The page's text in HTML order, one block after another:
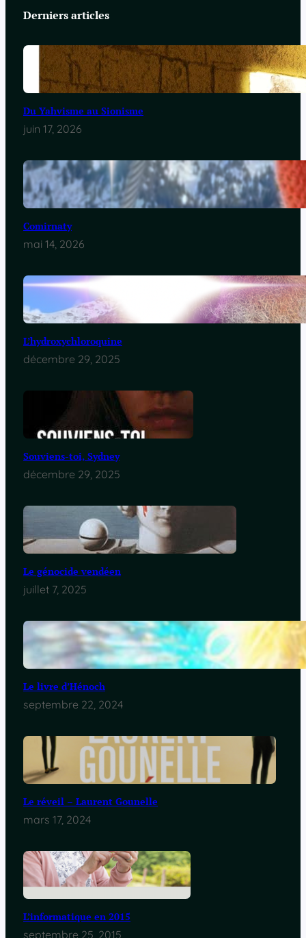
Derniers articles
Du Yahvisme au Sionisme
juin 17, 2026
Comirnaty
mai 14, 2026
L’hydroxychloroquine
décembre 29, 2025
Souviens-toi, Sydney
décembre 29, 2025
Le génocide vendéen
juillet 7, 2025
Le livre d’Hénoch
septembre 22, 2024
Le réveil – Laurent Gounelle
mars 17, 2024
L’informatique en 2015
septembre 25, 2015